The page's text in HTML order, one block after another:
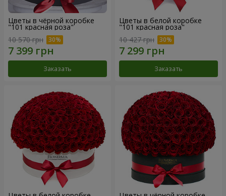
Цветы в чёрной коробке
"101 красная роза"
10 570 грн
Заказать
Цветы в белой коробке
"101 красная роза"
10 427 грн
Заказать